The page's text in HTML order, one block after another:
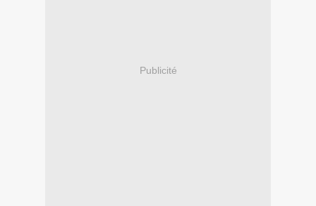
Publicité